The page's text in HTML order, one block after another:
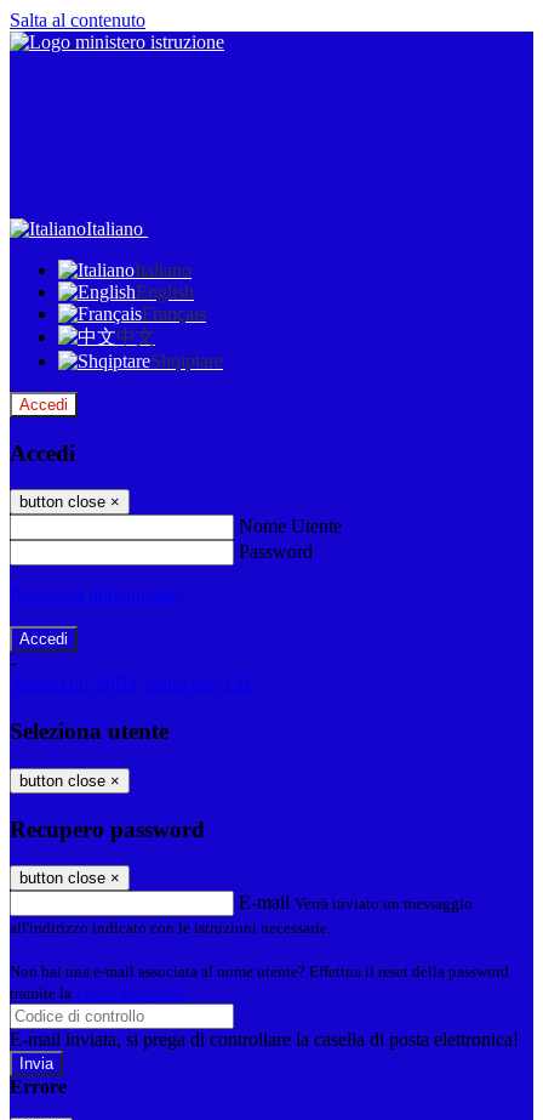
Salta al contenuto
Italiano
Italiano
English
Français
中文
Shqiptare
Accedi
Accedi
button close ×
Nome Utente
Password
Password dimenticata?
-
Entra con SPID
Entra con CIE
Seleziona utente
button close ×
Recupero password
button close ×
E-mail Verrà inviato un messaggio
all'indirizzo indicato con le istruzioni necessarie.
Non hai una e-mail associata al nome utente? Effettua il reset della password
tramite la Login Spaggiari
E-mail inviata, si prega di controllare la casella di posta elettronica!
Errore